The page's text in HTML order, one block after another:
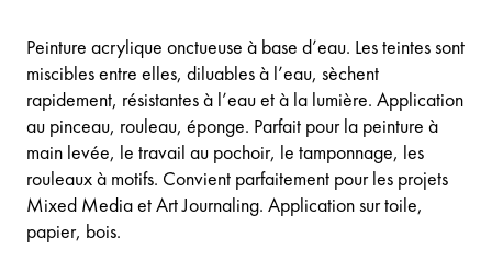
Peinture acrylique onctueuse à base d’eau. Les teintes sont
miscibles entre elles, diluables à l’eau, sèchent
rapidement, résistantes à l’eau et à la lumière. Application
au pinceau, rouleau, éponge. Parfait pour la peinture à
main levée, le travail au pochoir, le tamponnage, les
rouleaux à motifs. Convient parfaitement pour les projets
Mixed Media et Art Journaling. Application sur toile,
papier, bois.